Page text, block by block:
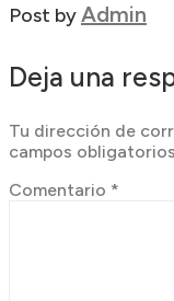
Post byAdmin
Deja una
Tu dirección de
campos
Comentario *